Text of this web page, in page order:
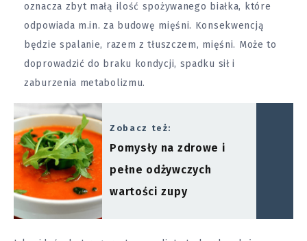
oznacza zbyt małą ilość spożywanego białka, które
odpowiada m.in. za budowę mięśni. Konsekwencją
będzie spalanie, razem z tłuszczem, mięśni. Może to
doprowadzić do braku kondycji, spadku sił i
zaburzenia metabolizmu.
Zobacz też:
Pomysły na zdrowe i
pełne odżywczych
wartości zupy